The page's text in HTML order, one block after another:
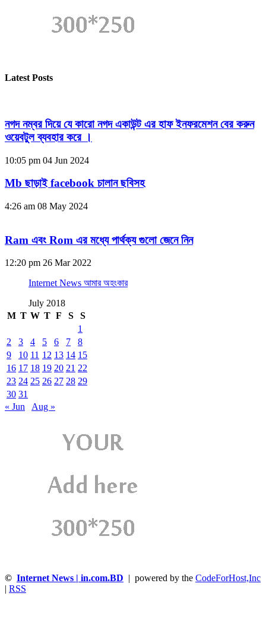
Latest Posts
নগদ নম্বর দিয়ে যে কারো নগদ একাউন্ট এর হাফ ইনফরমেশন বের করুন
ওয়েবটুল ব্যবহার করে ।
10:05 pm 04 Jun 2024
Mb ছাড়াই facebook চালান ছবিসহ
4:26 am 08 May 2024
Ram এবং Rom এর মধ্যে পার্থক্য গুলো জেনে নিন
12:20 pm 26 Mar 2022
Internet News আমার অহংকার
July 2018
M T W T F S
S
1
2
3 4 5 6 7
8
9
10 11 12 13 14 15
16 17 18 19 20 21 22
23 24 25 26 27 28 29
30 31
« Jun
Aug »
© Internet News | in.com.BD | powered by the CodeForHost,Inc
RSS